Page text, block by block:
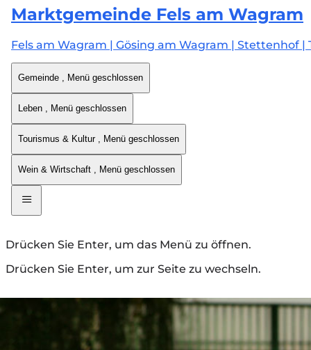
Marktgemeinde Fels am Wagram
Fels am Wagram | Gösing am Wagram | Stettenhof |
Gemeinde , Menü geschlossen
Leben , Menü geschlossen
Tourismus & Kultur , Menü geschlossen
Wein & Wirtschaft , Menü geschlossen
Drücken Sie Enter, um das Menü zu öffnen.
Drücken Sie Enter, um zur Seite zu wechseln.